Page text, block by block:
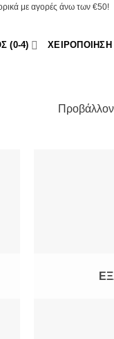
με αγορές άνω των €50!
(0-4) ΧΕΙΡΟΠΟΊΗΣΗ